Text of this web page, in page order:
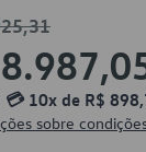
💳 10x de R$
sobre